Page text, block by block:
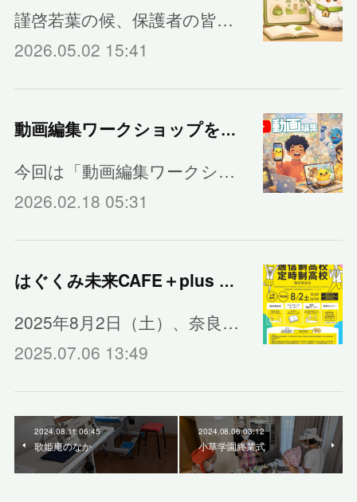
謹啓若葉の候、保護者の皆…
2026.05.02 15:41
動画編集ワークショップを開催しました🎬
今回は「動画編集ワークシ…
2026.02.18 05:31
はぐくみ未来CAFE＋plus 通信制高校・定時制高校 個別相談会【奈良市】
2025年8月2日（土）、奈良…
2025.07.06 13:49
2024.08.11 06:45
歌姫庵のなか
2024.08.06 03:12
小草学園終業式